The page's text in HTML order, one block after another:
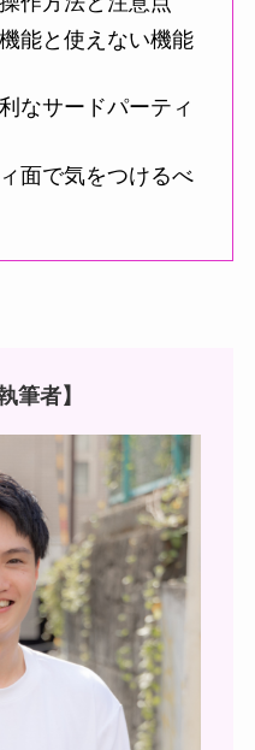
能と使えない機能
なサードパーティ
面で気をつけるべ
筆者】